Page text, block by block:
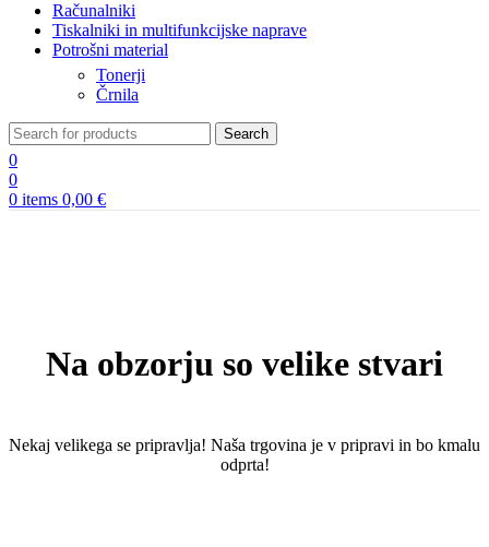
Računalniki
Tiskalniki in multifunkcijske naprave
Potrošni material
Tonerji
Črnila
Search
0
0
0 items 0,00 €
Na obzorju so velike stvari
Nekaj ​​velikega se pripravlja! Naša trgovina je v pripravi in ​​bo kmalu
odprta!